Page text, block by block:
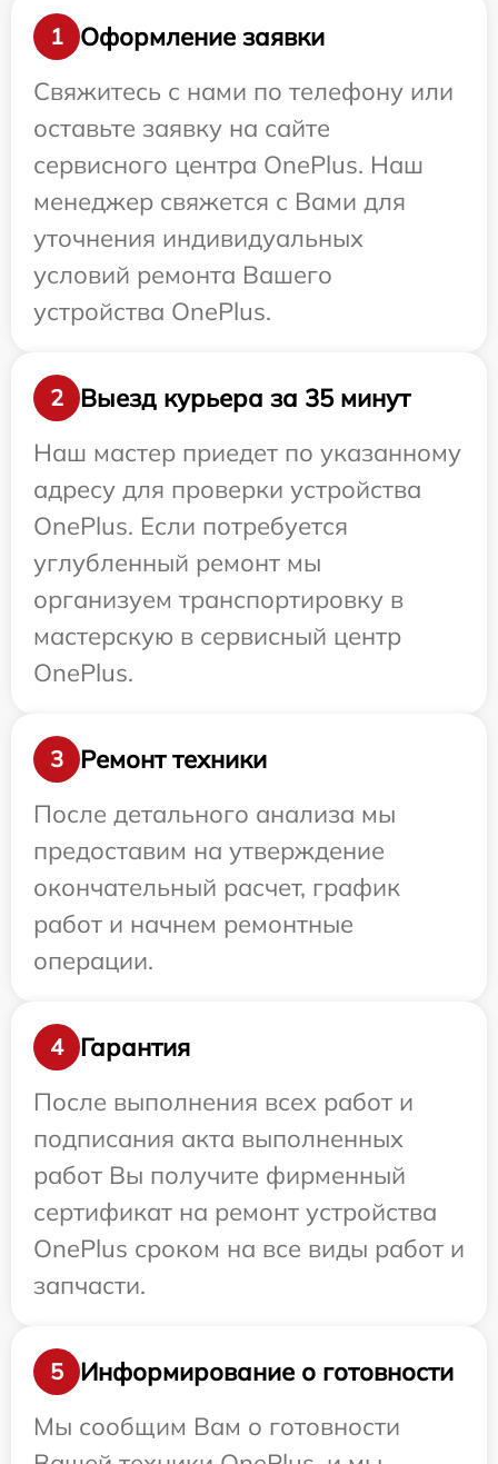
1
Оформление заявки
Свяжитесь с нами по телефону или
оставьте заявку на сайте
сервисного центра OnePlus. Наш
менеджер свяжется с Вами для
уточнения индивидуальных
условий ремонта Вашего
устройства OnePlus.
2
Выезд курьера за 35 минут
Наш мастер приедет по указанному
адресу для проверки устройства
OnePlus. Если потребуется
углубленный ремонт мы
организуем транспортировку в
мастерскую в сервисный центр
OnePlus.
3
Ремонт техники
После детального анализа мы
предоставим на утверждение
окончательный расчет, график
работ и начнем ремонтные
операции.
4
Гарантия
После выполнения всех работ и
подписания акта выполненных
работ Вы получите фирменный
сертификат на ремонт устройства
OnePlus сроком на все виды работ и
запчасти.
5
Информирование о готовности
Мы сообщим Вам о готовности